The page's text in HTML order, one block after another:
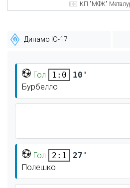
КП "МФК"
Динамо Ю-17
Гол 1:0
10'
Бурбелло
Гол 2:1
27'
Полешко